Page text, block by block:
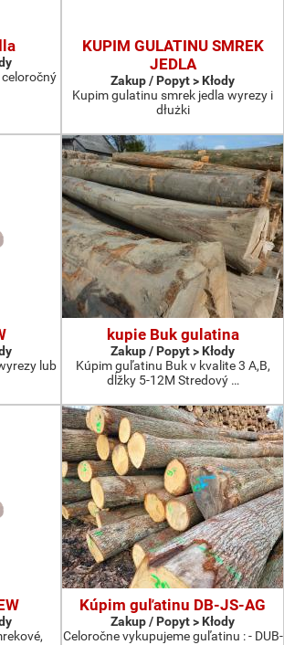
celoročný
KUPIM GULATINU SMREK
JEDLA
Zakup / Popyt > Kłody
Kupim gulatinu smrek jedla wyrezy i
dłużki
lub
kupie Buk gulatina
Zakup / Popyt > Kłody
Kúpim guľatinu Buk v kvalite 3 A,B,
dĺžky 5-12M Stredový …
Kúpim guľatinu DB-JS-AG
Zakup / Popyt > Kłody
Celoročne vykupujeme guľatinu : - DUB-